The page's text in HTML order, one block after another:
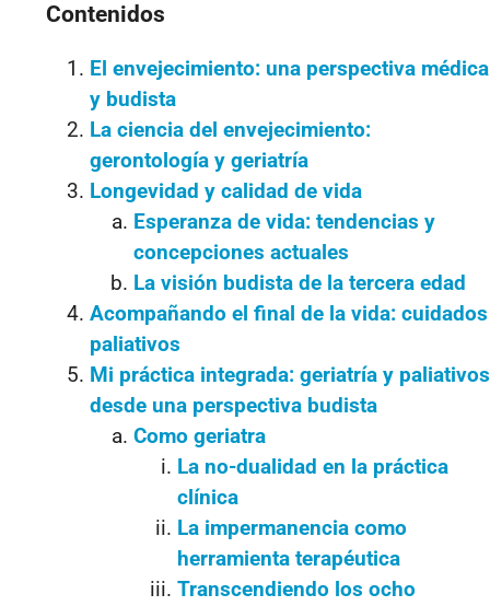
Contenidos
El envejecimiento: una perspectiva médica
y budista
La ciencia del envejecimiento:
gerontología y geriatría
Longevidad y calidad de vida
Esperanza de vida: tendencias y
concepciones actuales
La visión budista de la tercera edad
Acompañando el final de la vida: cuidados
paliativos
Mi práctica integrada: geriatría y paliativos
desde una perspectiva budista
Como geriatra
La no-dualidad en la práctica
clínica
La impermanencia como
herramienta terapéutica
Transcendiendo los ocho